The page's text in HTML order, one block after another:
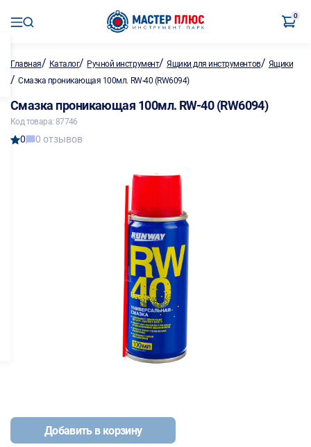
0
Главная/ Каталог/ Ручной инструмент/Ящики для инструментов/ Ящики
/ Смазка проникающая 100мл. RW-40 (RW6094)
Смазка проникающая 100мл. RW-40 (RW6094)
Код товара: 87746
0 0 отзывов
Добавить в корзину